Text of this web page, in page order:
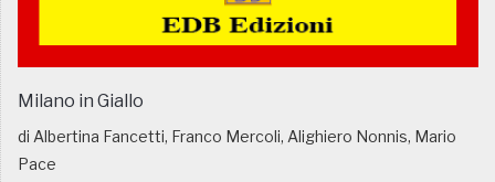
Milano in Giallo
di Albertina Fancetti, Franco Mercoli, Alighiero Nonnis, Mario
Pace